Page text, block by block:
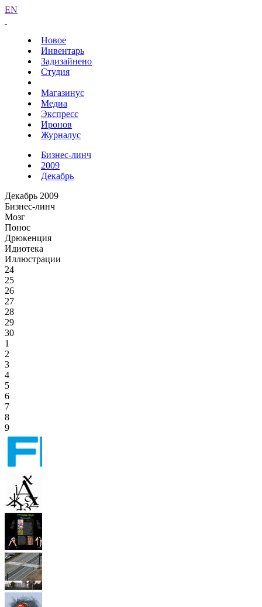
EN
Новое
Инвентарь
Задизайнено
Студия
Магазинус
Медиа
Экспресс
Иронов
Журналус
Бизнес-линч
2009
Декабрь
Декабрь 2009
Бизнес-линч
Мозг
Понос
Дрюкенция
Идиотека
Иллюстрации
24
25
26
27
28
29
30
1
2
3
4
5
6
7
8
9